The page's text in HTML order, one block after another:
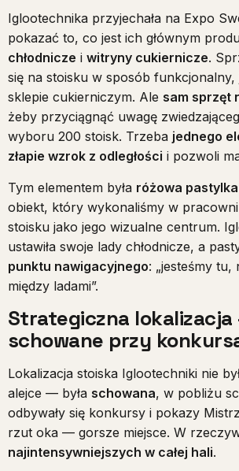
Iglootechnika przyjechała na Expo
pokazać to, co jest ich głównym
chłodnicze i witryny cukiernicze.
się na stoisku w sposób
sklepie cukierniczym. Ale sam sprzęt
żeby przyciągnąć uwagę
wyboru 200 stoisk. Trzeba jednego
złapie wzrok z odległości i pozwoli
Tym elementem była różowa pastylka
obiekt, który wykonaliśmy w
stoisku jako jego wizualne centrum.
ustawiła swoje lady chłodnicze, a
punktu nawigacyjnego: „jesteśmy
między ladami”.
Strategiczna
schowane przy
Lokalizacja stoiska Iglootechniki nie
alejce — była schowana, w pobliżu
odbywały się konkursy i pokazy
rzut oka — gorsze miejsce. W
najintensywniejszych w całej hali.